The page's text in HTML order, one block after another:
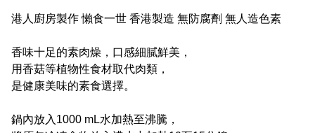
港人廚房製作 懶食一世 香港製造 無防腐劑 無人造色素
香味十足的素肉燥，口感細膩鮮美，
用香菇等植物性食材取代肉類，
是健康美味的素食選擇。
鍋內放入1000 mL水加熱至沸騰，